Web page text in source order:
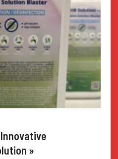
Innovative
»